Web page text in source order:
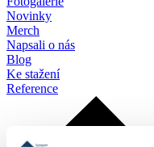
Novinky
Merch
Napsali o nás
Blog
Ke stažení
Reference